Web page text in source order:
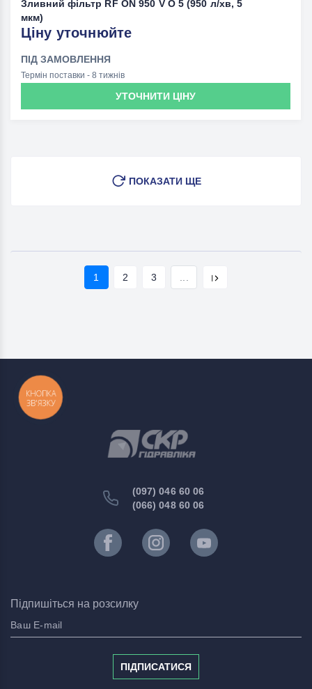
Зливний фільтр RF ON 950 V O 5 (950 л/хв, 5
мкм)
Ціну уточнюйте
ПІД ЗАМОВЛЕННЯ
Термін поставки - 8 тижнів
УТОЧНИТИ ЦІНУ
ПОКАЗАТИ ЩЕ
1 2 3
(097) 046 60 06
(066) 048 60 06
Підпишіться на розсилку
ПІДПИСАТИСЯ
КНОПКА
ЗВ'ЯЗКУ